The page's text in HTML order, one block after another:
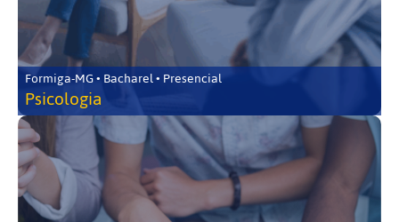
Formiga-MG • Bacharel • Presencial
Psicologia